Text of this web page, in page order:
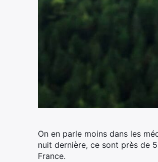
On en parle moins dans les
nuit dernière, ce sont près de
France.